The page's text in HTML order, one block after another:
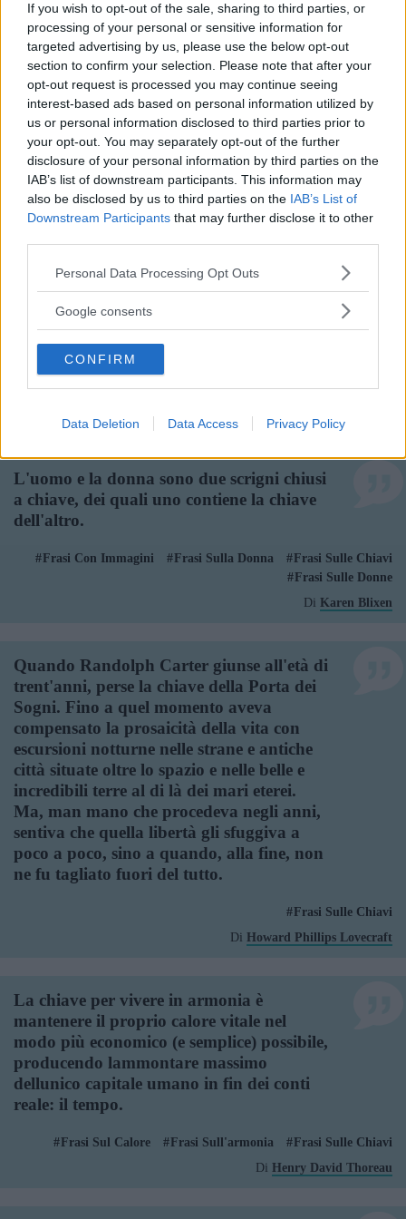
If you wish to opt-out of the sale, sharing to third parties, or
processing of your personal or sensitive information for
targeted advertising by us, please use the below opt-out
section to confirm your selection. Please note that after your
opt-out request is processed you may continue seeing
interest-based ads based on personal information utilized by
us or personal information disclosed to third parties prior to
your opt-out. You may separately opt-out of the further
disclosure of your personal information by third parties on the
IAB’s list of downstream participants. This information may
also be disclosed by us to third parties on the IAB’s List of
Downstream Participants that may further disclose it to other
Please note that this website/app uses one or more Google
not limited to your visit or usage behaviour. You may click to
use your data for below specified purposes in below Google
consent section.
Personal Data Processing Opt Outs
Google consents
CONFIRM
Data Deletion Data Access Privacy Policy
Sicilia: che alla distanza di più di otto
secoli un poeta di lingua araba e un poeta
di lingua italiana hanno cantato la loro
pena d'esilio con gli stessi accenti: "vuote
le mani,  dice Ibn Hamdis,  ma pieni gli
occhi del ricordo di lei".
Frasi Sulla Distanza
Frasi Sulle Chiavi
Di Leonardo Sciascia
La chiave del mistero di un grande artista
è che, per ragioni sconosciute, egli impiega
le sue energie e la sua vita per essere certo
che una nota segua sempre un'altra... e ci
lasci con il sentimento che qualcosa di
giusto è stato fatto nel mondo.
Frasi Sul Mistero
Frasi Sulle Chiavi
Di
Leonard Bernstein
L'uomo e la donna sono due scrigni chiusi
a chiave, dei quali uno contiene la chiave
dell'altro.
Frasi Con Immagini Frasi Sulla Donna
Frasi Sulle Chiavi
Frasi Sulle Donne
Di Karen Blixen
Quando Randolph Carter giunse all'età di
trent'anni, perse la chiave della Porta dei
Sogni. Fino a quel momento aveva
compensato la prosaicità della vita con
escursioni notturne nelle strane e antiche
città situate oltre lo spazio e nelle belle e
incredibili terre al di là dei mari eterei.
Ma, man mano che procedeva negli anni,
sentiva che quella libertà gli sfuggiva a
poco a poco, sino a quando, alla fine, non
ne fu tagliato fuori del tutto.
Frasi Sulle Chiavi
Di Howard Phillips Lovecraft
La chiave per vivere in armonia è
mantenere il proprio calore vitale nel
modo più economico (e semplice) possibile,
producendo lammontare massimo
dellunico capitale umano in fin dei conti
reale: il tempo.
Frasi Sul Calore Frasi Sull'armonia
Frasi Sulle Chiavi
Di Henry David Thoreau